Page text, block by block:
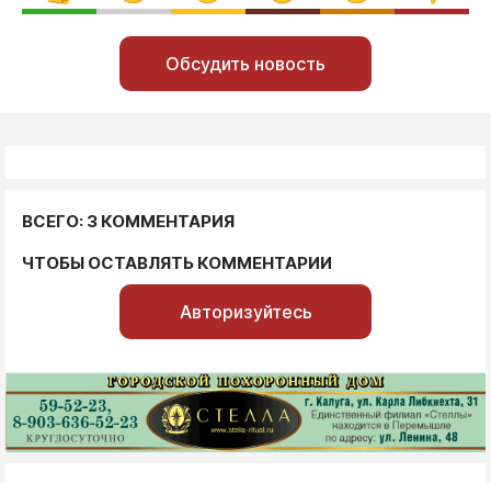
Обсудить новость
ВСЕГО: 3 КОММЕНТАРИЯ
ЧТОБЫ ОСТАВЛЯТЬ КОММЕНТАРИИ
Авторизуйтесь